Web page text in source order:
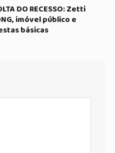
DO RECESSO: Zetti
imóvel público e
básicas